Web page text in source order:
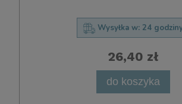
Wysyłka w: 24
26,40 zł
do koszyka